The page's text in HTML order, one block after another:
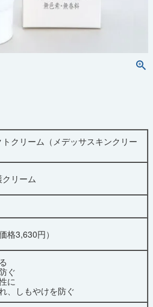
クリーム（メデッサスキンクリー
リーム
格3,630円）
ぐ
に
、しもやけを防ぐ